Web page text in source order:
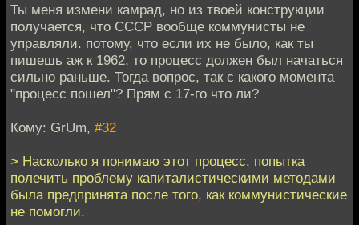
Ты меня измени камрад, но из твоей конструкции
получается, что СССР вообще коммунисты не
управляли. потому, что если их не было, как ты
пишешь аж к 1962, то процесс должен был начаться
сильно раньше. Тогда вопрос, так с какого момента
"процесс пошел"? Прям с 17-го что ли?
Кому: GrUm, #32
> Насколько я понимаю этот процесс, попытка
полечить проблему капиталистическими методами
была предпринята после того, как коммунистические
не помогли.